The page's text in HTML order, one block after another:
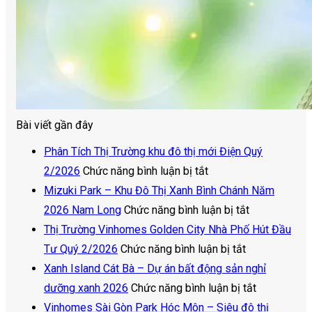
Bài viết gần đây
Phân Tích Thị Trường khu đô thị mới Điện Quý
2/2026 Chức năng bình luận bị tắtở
Phân
Tích
Thị
Trường
khu
đô
thị
Mizuki Park – Khu Đô Thị Xanh Bình Chánh Năm
2026 Nam Long Chức năng bình luận bị tắtở
Mizuki
–
Khu
Đô
Thị Trường Vinhomes Golden City Nhà Phố Hút Đầu
Tư Quý 2/2026 Chức năng bình luận bị tắtở
Thị
Trường
Vinhomes
Xanh Island Cát Bà – Dự án bất động sản nghỉ
dưỡng xanh 2026 Chức năng bình luận bị tắtở
Xanh
Vinhomes Sài Gòn Park Hóc Môn – Siêu đô thị